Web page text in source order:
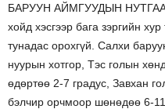
БАРУУН АЙМГУУДЫН
хойд хэсгээр бага зэргийн
тунадас орохгүй. Салхи
нуурын хотгор, Тэс голын
өдөртөө 2-7 градус, Завхан
бэлчир орчмоор шөнөдөө 6-